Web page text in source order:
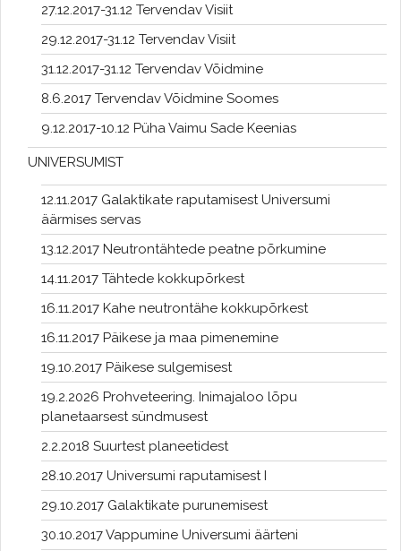
27.12.2017-31.12 Tervendav Visiit
29.12.2017-31.12 Tervendav Visiit
31.12.2017-31.12 Tervendav Võidmine
8.6.2017 Tervendav Võidmine Soomes
9.12.2017-10.12 Püha Vaimu Sade Keenias
UNIVERSUMIST
12.11.2017 Galaktikate raputamisest Universumi
äärmises servas
13.12.2017 Neutrontähtede peatne põrkumine
14.11.2017 Tähtede kokkupõrkest
16.11.2017 Kahe neutrontähe kokkupõrkest
16.11.2017 Päikese ja maa pimenemine
19.10.2017 Päikese sulgemisest
19.2.2026 Prohveteering. Inimajaloo lõpu
planetaarsest sündmusest
2.2.2018 Suurtest planeetidest
28.10.2017 Universumi raputamisest I
29.10.2017 Galaktikate purunemisest
30.10.2017 Vappumine Universumi äärteni